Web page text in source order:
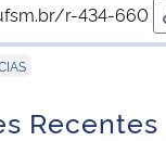
r-434-660
Recentes